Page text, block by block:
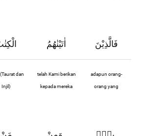
اٰتَيْنٰهُمُ فَالَّذِيْنَ
dan
Injil)
telah Kami berikan
kepada mereka
adapun orang-
orang yang